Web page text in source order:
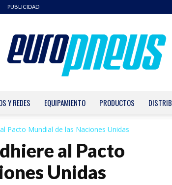
PUBLICIDAD
Y REDES EQUIPAMIENTO PRODUCTOS
Pacto Mundial de las Naciones Unidas
al Pacto
Unidas